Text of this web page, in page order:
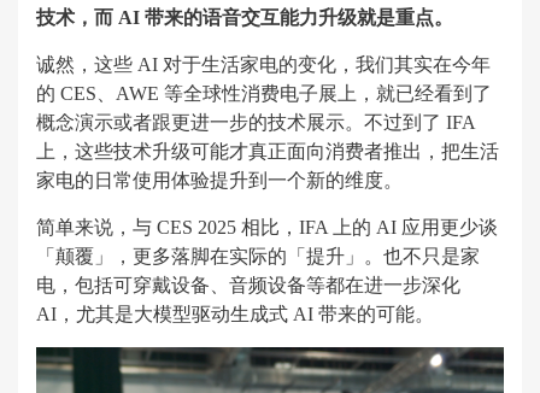
技术，而 AI 带来的语音交互能力升级就是重点。
诚然，这些 AI 对于生活家电的变化，我们其实在今年
的 CES、AWE 等全球性消费电子展上，就已经看到了
概念演示或者跟更进一步的技术展示。不过到了 IFA
上，这些技术升级可能才真正面向消费者推出，把生活
家电的日常使用体验提升到一个新的维度。
简单来说，与 CES 2025 相比，IFA 上的 AI 应用更少谈
「颠覆」，更多落脚在实际的「提升」。也不只是家
电，包括可穿戴设备、音频设备等都在进一步深化
AI，尤其是大模型驱动生成式 AI 带来的可能。